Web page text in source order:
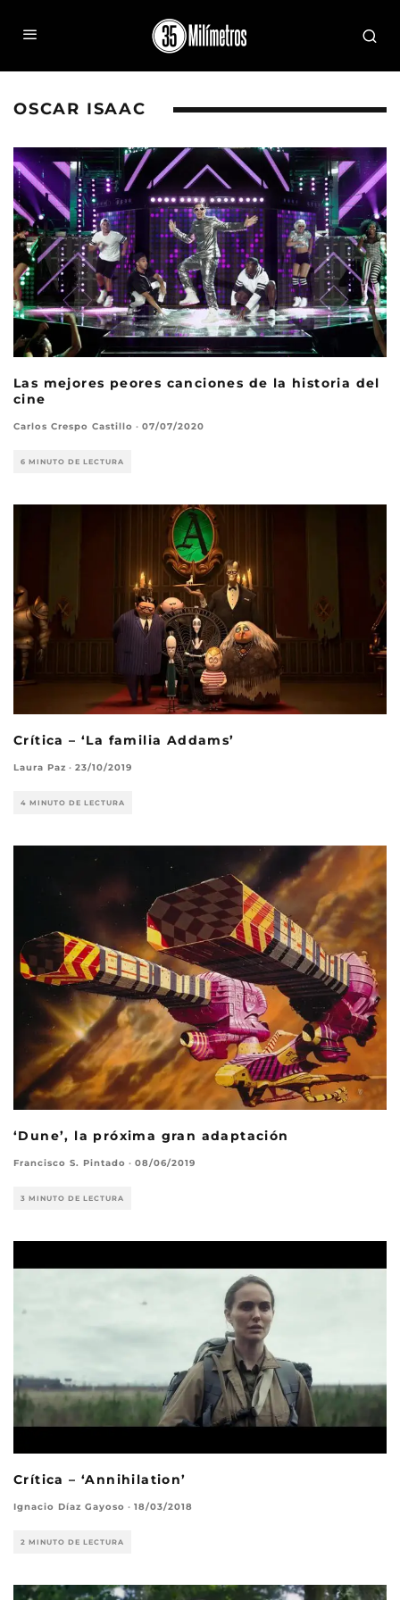
OSCAR ISAAC
Las mejores peores canciones de la historia del
cine
Carlos Crespo Castillo · 07/07/2020
6 MINUTO DE LECTURA
Crítica – ‘La familia Addams’
Laura Paz · 23/10/2019
4 MINUTO DE LECTURA
‘Dune’, la próxima gran adaptación
Francisco S. Pintado · 08/06/2019
3 MINUTO DE LECTURA
Crítica – ‘Annihilation’
Ignacio Díaz Gayoso · 18/03/2018
2 MINUTO DE LECTURA